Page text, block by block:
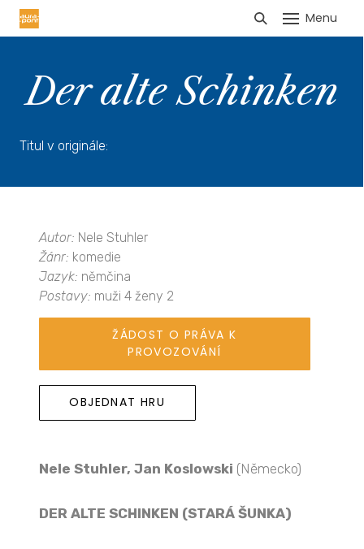
Menu
Der alte Schinken
Titul v originále:
Autor: Nele Stuhler
Žánr: komedie
Jazyk: němčina
Postavy: muži 4 ženy 2
ŽÁDOST O PRÁVA K
PROVOZOVÁNÍ
OBJEDNAT HRU
Nele Stuhler, Jan Koslowski (Německo)
DER ALTE SCHINKEN (STARÁ ŠUNKA)